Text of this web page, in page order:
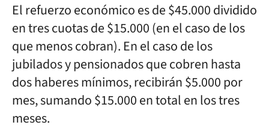
El refuerzo económico es de $45.000 dividido
en tres cuotas de $15.000 (en el caso de los
que menos cobran). En el caso de los
jubilados y pensionados que cobren hasta
dos haberes mínimos, recibirán $5.000 por
mes, sumando $15.000 en total en los tres
meses.